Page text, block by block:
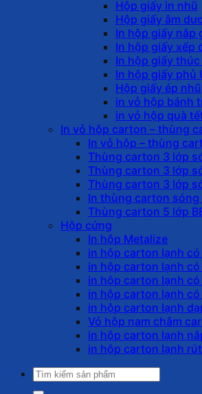
Hộp giấy in nhũ
Hộp giấy âm
In hộp giấy nắp
In hộp giấy xếp
In hộp giấy thúc
In hộp giấy phủ
Hộp giấy ép nhũ
in vỏ hộp bánh
in vỏ hộp quà
In vỏ hộp carton – thùng
In vỏ hộp – thùng
Thùng carton 3 lớp
Thùng carton 3 lớp
Thùng carton 3 lớp
In thùng carton sóng
Thùng carton 5 lớp
Hộp cứng
In hộp Metalize
in hộp carton lạnh có
in hộp carton lạnh có
in hộp carton lạnh
in hộp carton lạnh
in hộp carton lạnh
Vỏ hộp nam châm
in hộp carton lạnh
in hộp carton lạnh
Tìm
kiếm: